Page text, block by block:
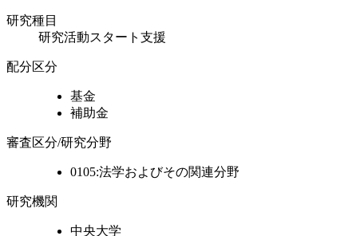
研究種目
研究活動スタート支援
配分区分
基金
補助金
審査区分/研究分野
0105:法学およびその関連分野
研究機関
中央大学